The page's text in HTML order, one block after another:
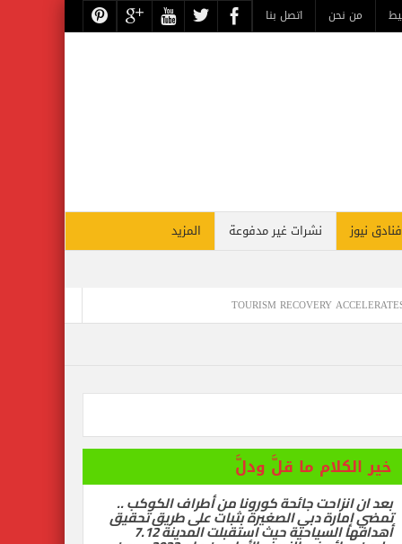
من نحن اتصل بنا
فنادق نيوز نشرات غير مدفوعة
المزيد
TOURISM RECOVERY
سياحية لإنقاذ شيراتون الغردقة … بقلم أشرف سركيس
خير الكلام ما قلَّ ودلَّ
بعد ان انزاحت جائحة كورونا من أطراف الكوكب ..
تمضي إمارة دبي الصغيرة بثبات على طريق تحقيق
أهدافها السياحية حيث استقبلت المدينة 7.12